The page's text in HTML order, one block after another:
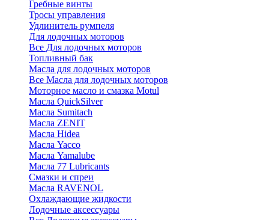
Гребные винты
Тросы управления
Удлинитель румпеля
Для лодочных моторов
Все Для лодочных моторов
Топливный бак
Масла для лодочных моторов
Все Масла для лодочных моторов
Моторное масло и смазка Motul
Масла QuickSilver
Масла Sumitach
Масла ZENIT
Масла Hidea
Масла Yacco
Масла Yamalube
Масла 77 Lubricants
Смазки и спреи
Масла RAVENOL
Охлаждающие жидкости
Лодочные аксессуары